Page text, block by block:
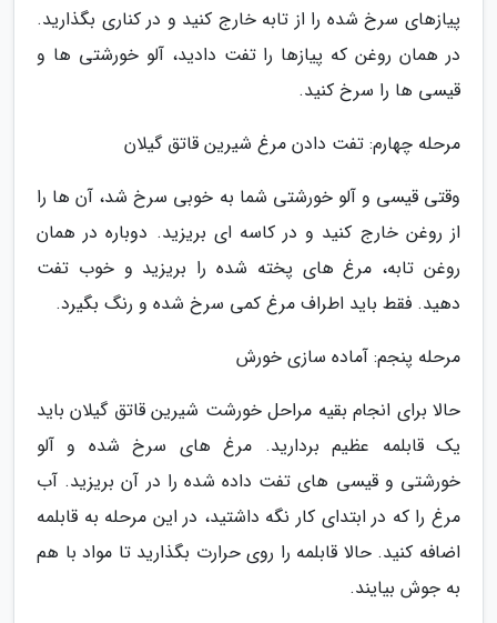
پیازهای سرخ شده را از تابه خارج کنید و در کناری بگذارید.
در همان روغن که پیازها را تفت دادید، آلو خورشتی ها و
قیسی ها را سرخ کنید.
مرحله چهارم: تفت دادن مرغ شیرین قاتق گیلان
وقتی قیسی و آلو خورشتی شما به خوبی سرخ شد، آن ها را
از روغن خارج کنید و در کاسه ای بریزید. دوباره در همان
روغن تابه، مرغ های پخته شده را بریزید و خوب تفت
دهید. فقط باید اطراف مرغ کمی سرخ شده و رنگ بگیرد.
مرحله پنجم: آماده سازی خورش
حالا برای انجام بقیه مراحل خورشت شیرین قاتق گیلان باید
یک قابلمه عظیم بردارید. مرغ های سرخ شده و آلو
خورشتی و قیسی های تفت داده شده را در آن بریزید. آب
مرغ را که در ابتدای کار نگه داشتید، در این مرحله به قابلمه
اضافه کنید. حالا قابلمه را روی حرارت بگذارید تا مواد با هم
به جوش بیایند.